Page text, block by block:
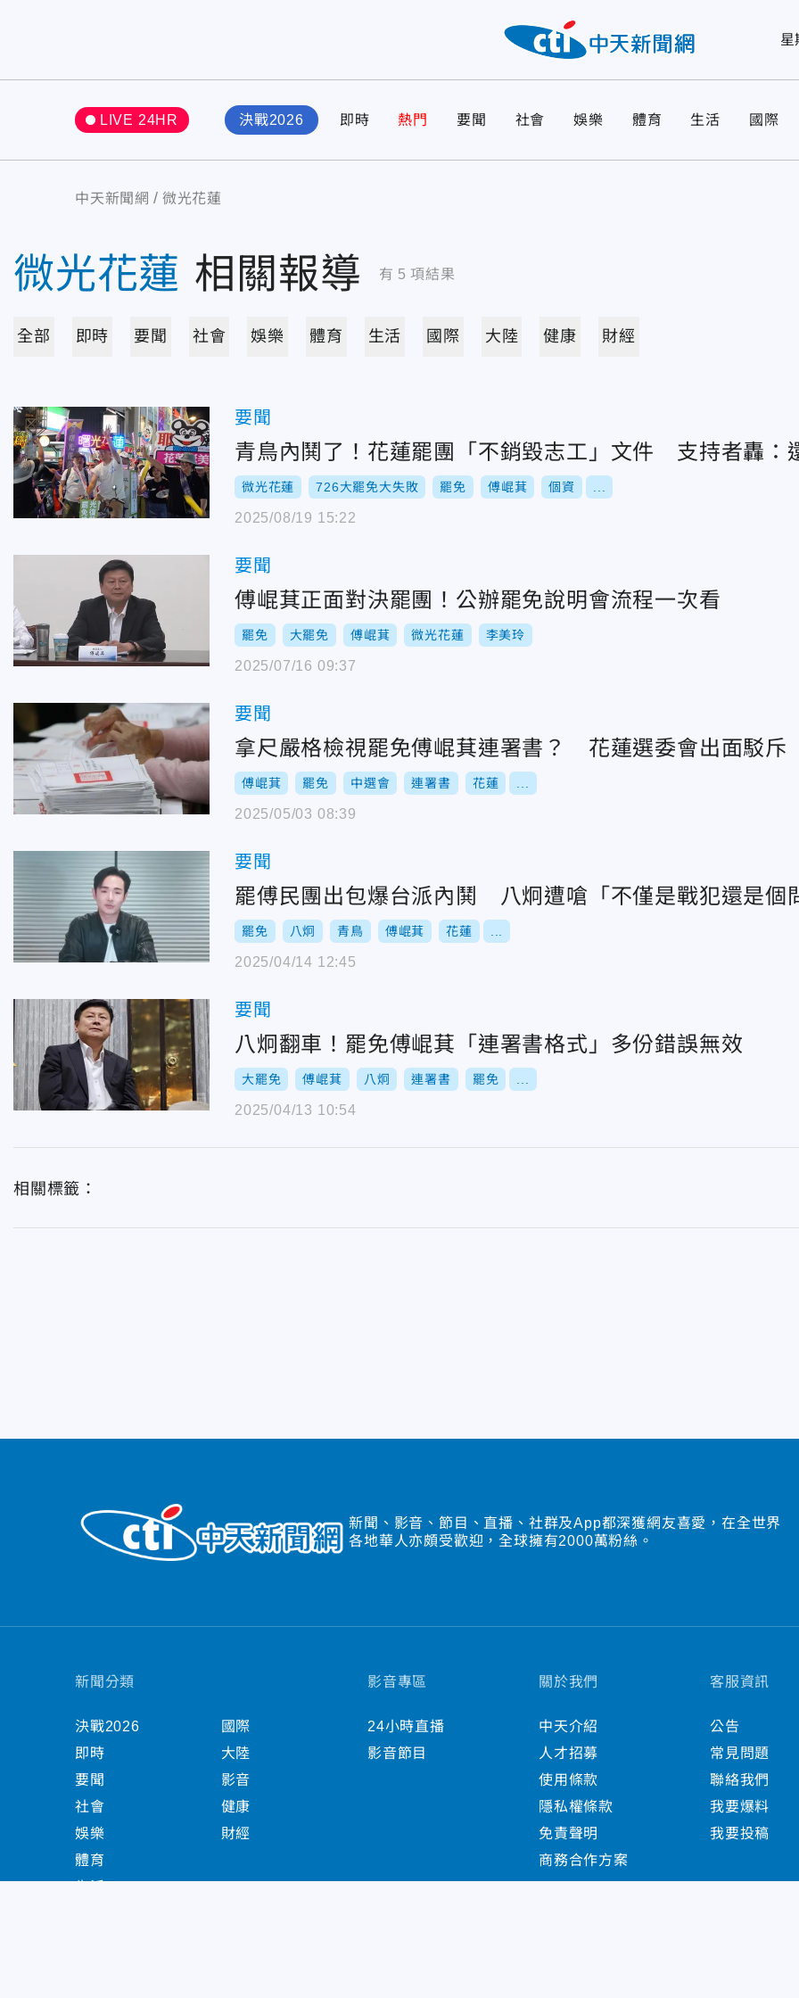
星
LIVE 24HR 決戰2026 即時 熱門 要聞 社會 娛樂 體育 生活 國際
中天新聞網 微光花蓮
微光花蓮 相關報導 有 5 項結果
全部 即時 要聞 社會 娛樂 體育 生活 國際 大陸 健康 財經
要聞
青鳥內鬨了！花蓮罷團「不銷毀志工」文件 支持者轟：
微光花蓮 726大罷免大失敗 罷免 傅崐萁 個資
2025/08/19 15:22
要聞
傅崐萁正面對決罷團！公辦罷免說明會流程一次看
罷免 大罷免 傅崐萁 微光花蓮 李美玲
2025/07/16 09:37
要聞
拿尺嚴格檢視罷免傅崐萁連署書？ 花蓮選委會出面駁斥
傅崐萁 罷免 中選會 連署書 花蓮
2025/05/03 08:39
要聞
罷傅民團出包爆台派內鬨 八炯遭嗆「不僅是戰犯還是個
罷免 八炯 青鳥 傅崐萁 花蓮
2025/04/14 12:45
要聞
八炯翻車！罷免傅崐萁「連署書格式」多份錯誤無效
大罷免 傅崐萁 八炯 連署書 罷免
2025/04/13 10:54
相關標籤：
新聞、影音、節目、直播、社群及App都深獲網友喜愛，在全世界
各地華人亦頗受歡迎，全球擁有2000萬粉絲。
新聞分類
決戰2026
即時
要聞
社會
娛樂
體育
國際
大陸
影音
健康
財經
影音專區
24小時直播
影音節目
關於我們
中天介紹
人才招募
使用條款
隱私權條款
免責聲明
商務合作方案
客服資訊
公告
常見問題
聯絡我們
我要爆料
我要投稿